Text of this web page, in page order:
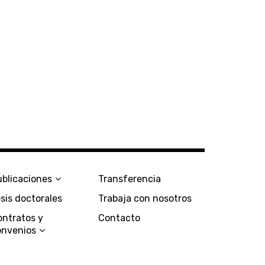
doctorales
y
Transferencia
Trabaja con nosotros
Contacto